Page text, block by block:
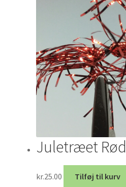
Juletræet Rød
kr.25.00 Tilføj til kurv